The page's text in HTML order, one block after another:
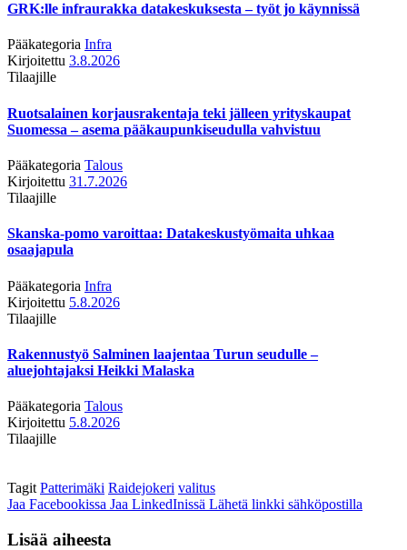
GRK:lle infraurakka datakeskuksesta – työt jo käynnissä
Pääkategoria Infra
Kirjoitettu 3.8.2026
Tilaajille
Ruotsalainen korjausrakentaja teki jälleen yrityskaupat
Suomessa – asema pääkaupunkiseudulla vahvistuu
Pääkategoria Talous
Kirjoitettu 31.7.2026
Tilaajille
Skanska-pomo varoittaa: Datakeskustyömaita uhkaa
osaajapula
Pääkategoria Infra
Kirjoitettu 5.8.2026
Tilaajille
Rakennustyö Salminen laajentaa Turun seudulle –
aluejohtajaksi Heikki Malaska
Pääkategoria Talous
Kirjoitettu 5.8.2026
Tilaajille
Tagit Patterimäki Raidejokeri valitus
Jaa Facebookissa Jaa LinkedInissä Lähetä linkki sähköpostilla
Lisää aiheesta